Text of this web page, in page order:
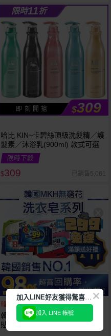
限時11折
即 刻 開 搶 $309
哈比 KIN~卡碧絲頂級洗髮精／護
髮素／沐浴乳(900ml) 款式可選
限時下殺
$309 已銷售5,061
韓國銷售第一天然品牌
韓國 無瓊花~抗菌洗衣皂／女性
貼身衣物去污皂／衣襪去污皂／
加
入LINE好友獲得驚喜折扣!
加入 LINE 帳號